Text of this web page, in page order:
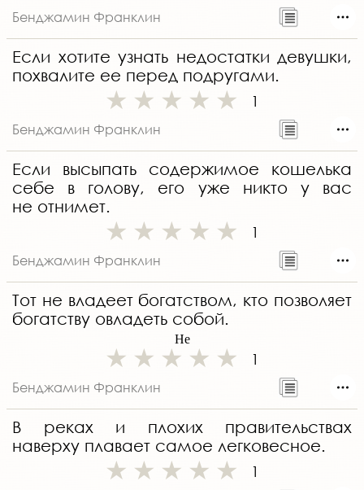
Бенджамин Франклин
Если хотите узнать недостатки девушки,
похвалите ее перед подругами.
1
Бенджамин Франклин
Если высыпать содержимое кошелька
себе в голову, его уже никто у вас
не отнимет.
1
Бенджамин Франклин
Тот не владеет богатством, кто позволяет
богатству овладеть собой.
Не
1
Бенджамин Франклин
В реках и плохих правительствах
наверху плавает самое легковесное.
1